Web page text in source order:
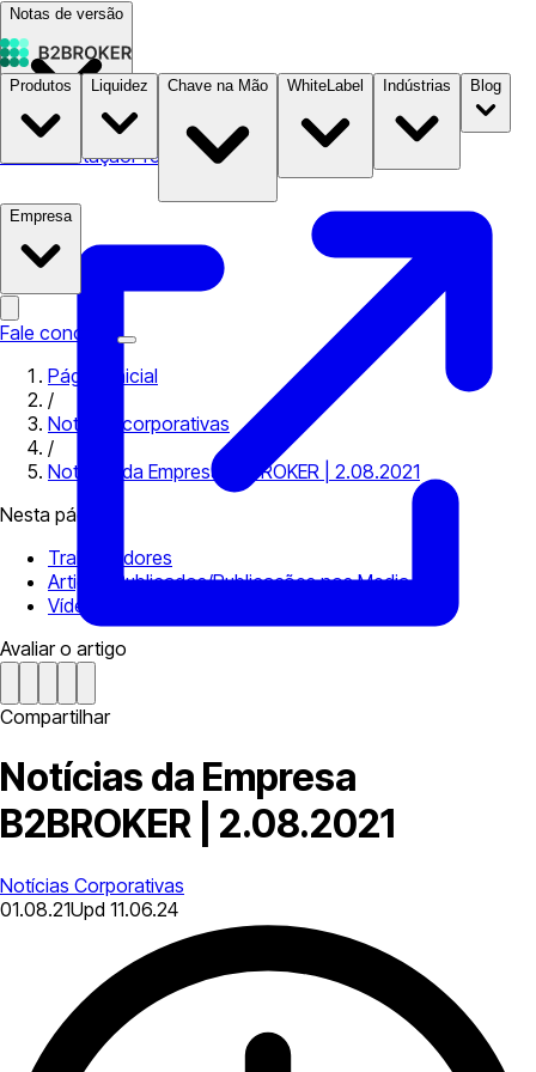
Notas de versão
DocumentaçãoPreços B2STORE
Produtos Liquidez Chave na Mão WhiteLabel Indústrias Blog
Empresa
Fale conosco
Página inicial
/
Notícias corporativas
/
Notícias da Empresa B2BROKER | 2.08.2021
Nesta página
Trabalhadores
Artigos Publicados/Publicações nos Media
Vídeos
Avaliar o artigo
Compartilhar
Notícias da Empresa
B2BROKER | 2.08.2021
Notícias Corporativas
01.08.21Upd 11.06.24